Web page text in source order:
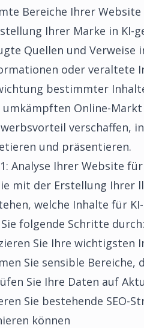
Bereiche Ihrer
Ihrer Marke in
Quellen und
oder veraltete
bestimmter
Online-
verschaffen,
und präsentieren.
Analyse Ihrer Website
mit der Erstellung Ihrer
welche Inhalte für
folgende Schritte durch:
Sie Ihre wichtigsten
Sie sensible
Sie Ihre Daten auf
Sie bestehende SEO-
können